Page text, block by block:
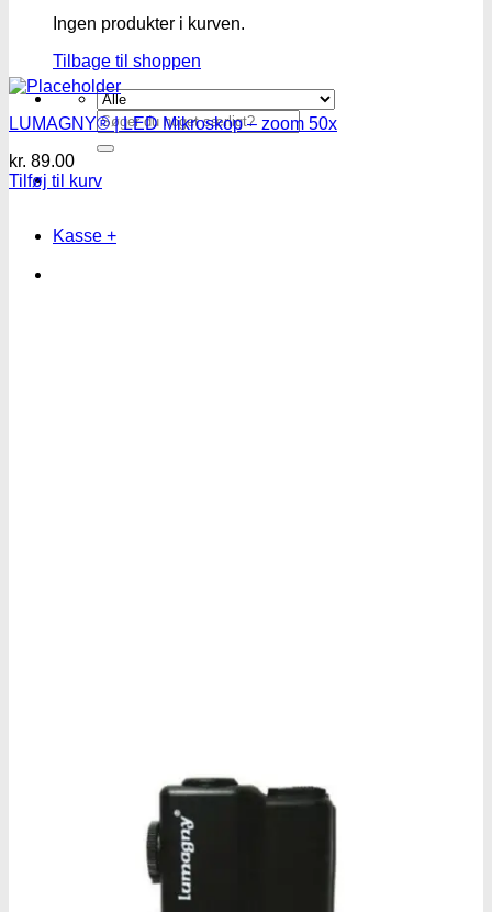
Ingen produkter i kurven.
Tilbage til shoppen
Søg
efter:
Kasse +
LUMAGNY® | LED Mikroskop – zoom 50x
kr. 89.00
Tilføj til kurv